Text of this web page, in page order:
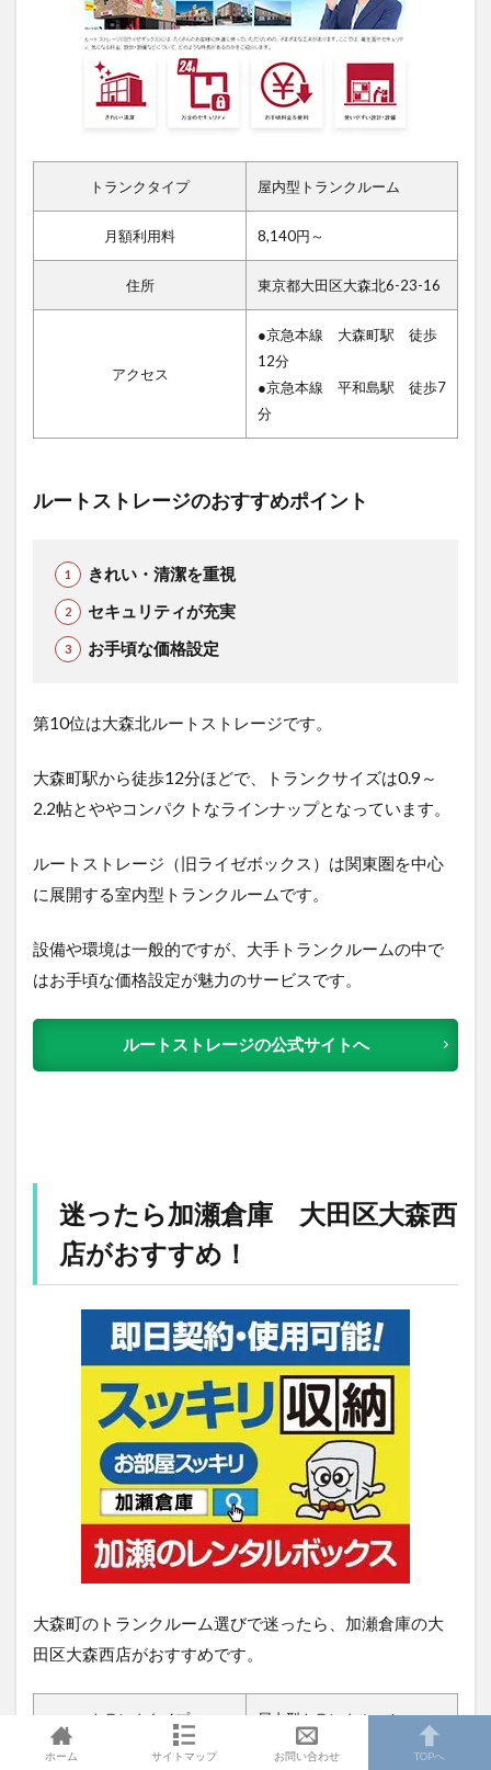
トランクタイプ 屋内型トランクルーム
月額利用料 8,140円～
住所 東京都大田区大森北6-23-16
アクセス
●京急本線 大森町駅 徒歩
12分
●京急本線 平和島駅 徒歩7
分
ルートストレージのおすすめポイント
きれい・清潔を重視
セキュリティが充実
お手頃な価格設定
第10位は大森北ルートストレージです。
大森町駅から徒歩12分ほどで、トランクサイズは0.9～
2.2帖とややコンパクトなラインナップとなっています。
ルートストレージ（旧ライゼボックス）は関東圏を中心
に展開する室内型トランクルームです。
設備や環境は一般的ですが、大手トランクルームの中で
はお手頃な価格設定が魅力のサービスです。
ルートストレージの公式サイトへ
迷ったら加瀬倉庫 大田区大森西
店がおすすめ！
大森町のトランクルーム選びで迷ったら、加瀬倉庫の大
田区大森西店がおすすめです。
トランクタイプ 屋内型トランクルーム
ホーム サイトマップ お問い合わせ TOPへ